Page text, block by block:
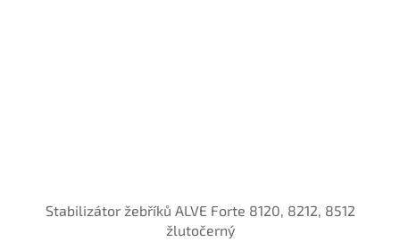
Stabilizátor žebříků ALVE Forte 8120, 8212, 8512
žlutočerný